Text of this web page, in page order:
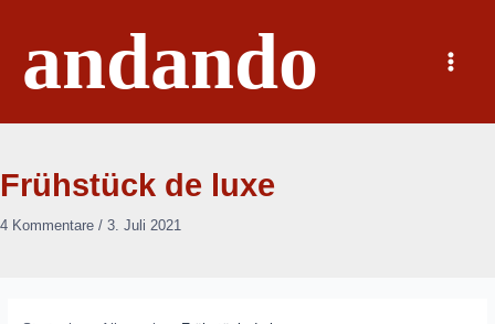
springenandando
Main
Menu
Frühstück de luxe
4 Kommentare / 3. Juli 2021